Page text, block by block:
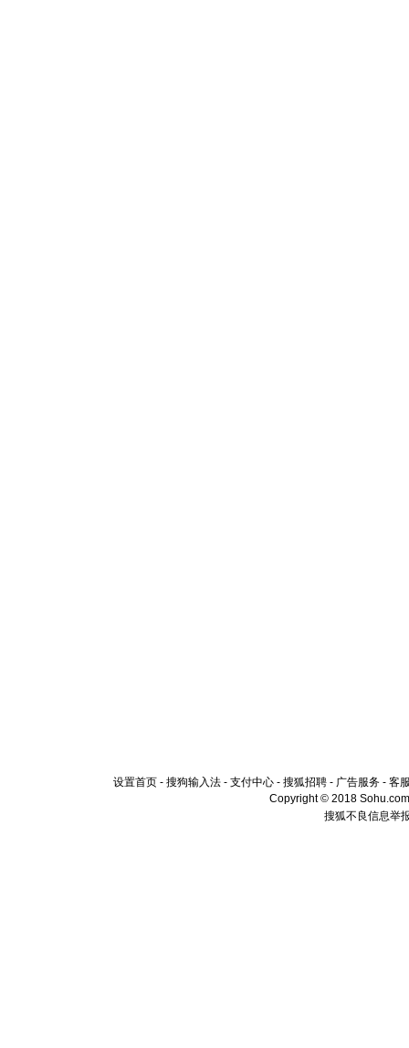
设置首页 - 搜狗输入法 - 支付中心 - 搜狐招聘 - 广告服务 - 客
Copyright © 2018
搜狐不良信息举